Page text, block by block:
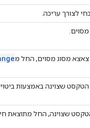
לצורך עריכה.
מסוג מסוים, החל מ
שצוינה באמצעות
שצוינה, החל מתוצאת